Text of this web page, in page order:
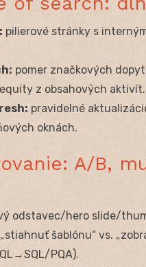
pilierové stránky s
pomer značkových
z obsahových aktivít.
pravidelné
oknách.
A/B,
odstavec/hero slide/
„stiahnuť šablónu“ vs.
PQA).